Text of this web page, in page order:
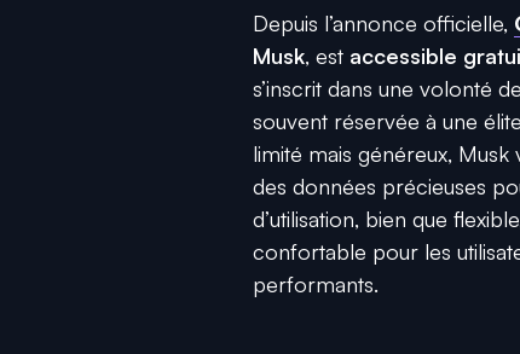
Depuis l’annonce officielle,
Musk, est accessible
s’inscrit dans une volonté
souvent réservée à une
limité mais généreux,
des données précieuses
d’utilisation, bien que
confortable pour les
performants.